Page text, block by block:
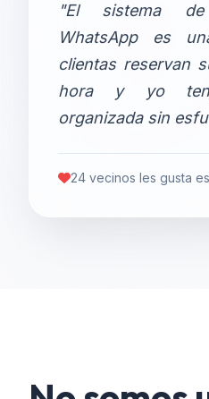
"El sistema
WhatsApp es
clientas reservan
hora y yo
organizada sin
24 vecinos les gusta